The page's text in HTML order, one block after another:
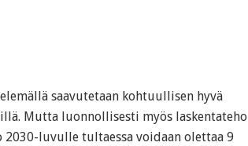
saavutetaan kohtuullisen hyvä
Mutta luonnollisesti myös laskentateho
2030-luvulle tultaessa voidaan olettaa 9